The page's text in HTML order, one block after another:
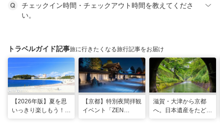
チェックイン時間・チェックアウト時間を教えてくださ
い。
トラベルガイド記事旅に行きたくなる旅行記事をお届け
【2026年版】夏を思
いっきり楽しもう！関
【京都】特別夜間拝観
イベント「ZEN
滋賀・大津から京都
へ。日本遺産をたどる